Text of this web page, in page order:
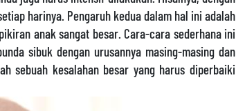
harinya. Pengaruh kedua dalam hal ini adalah
anak sangat besar. Cara-cara sederhana ini
sibuk dengan urusannya masing-masing dan
sebuah kesalahan besar yang harus diperbaiki